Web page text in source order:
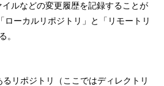
ルなどの変更履歴を記録することが
ローカルリポジトリ」と「リモートリ
。
リポジトリ（ここではディレクトリ